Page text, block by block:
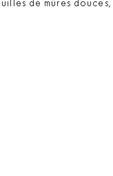
de mûres